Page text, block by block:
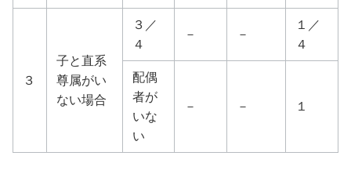
３
子と直系
尊属がい
ない場合
３／
４
－ －
１／
４
配偶
者が
いな
い
－ － １